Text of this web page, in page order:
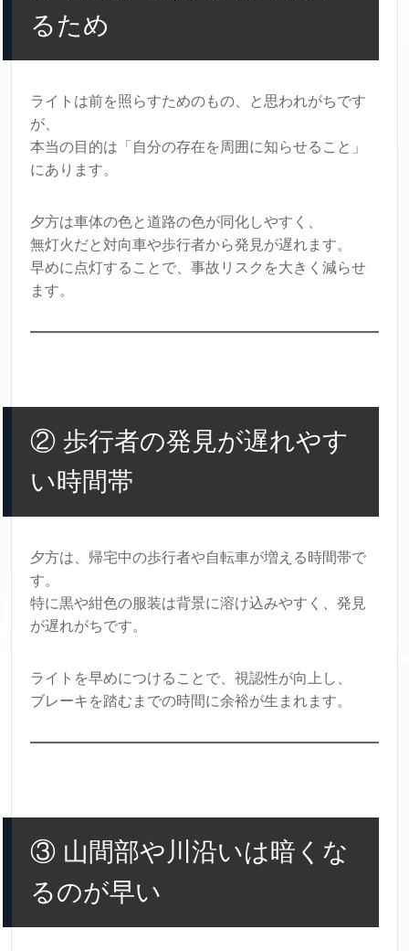
るため
ライトは前を照らすためのもの、と思われがちです
が、
本当の目的は「自分の存在を周囲に知らせること」
にあります。
夕方は車体の色と道路の色が同化しやすく、
無灯火だと対向車や歩行者から発見が遅れます。
早めに点灯することで、事故リスクを大きく減らせ
ます。
② 歩行者の発見が遅れやす
い時間帯
夕方は、帰宅中の歩行者や自転車が増える時間帯で
す。
特に黒や紺色の服装は背景に溶け込みやすく、発見
が遅れがちです。
ライトを早めにつけることで、視認性が向上し、
ブレーキを踏むまでの時間に余裕が生まれます。
③ 山間部や川沿いは暗くな
るのが早い